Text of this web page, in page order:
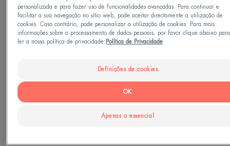
Tipo de Pele
Todos os fototipos de I a VI
Pele seca - Pele sensível
personalizada e para fazer uso de funcionalidades avançadas. Para continuar e
facilitar a sua navegação no sítio web, pode aceitar directamente a utilização de
cookies. Caso contrário, pode personalizar a utilização de cookies. Para mais
informações sobre o processamento de dados pessoais, por favor clique abaixo para
ler a nossa política de privacidade: Política de Privacidade
Definições de cookies
Apenas o essencial
OK